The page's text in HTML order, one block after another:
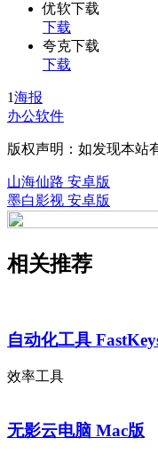
优软下载
下载
夸克下载
下载
1海报
办公软件
版权声明：如发现本站
山海仙路 安卓版
墨白影视 安卓版
相关推荐
自动化工具
效率工具
无影云电脑 Mac版